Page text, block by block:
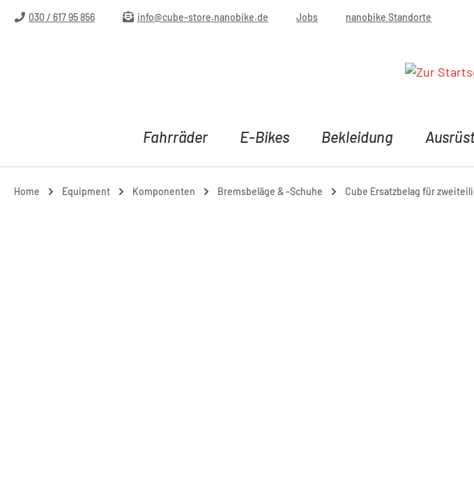
Hauptinhalt springen
Zur Suche springen
Zur Hauptnavigation springen
030 / 617 95 856 info@cube-store.nanobike.de Jobs nanobike Standorte
Fahrräder E-Bikes Bekleidung
Home Equipment Komponenten Bremsbeläge & -Schuhe Cube Ersatzbelag für